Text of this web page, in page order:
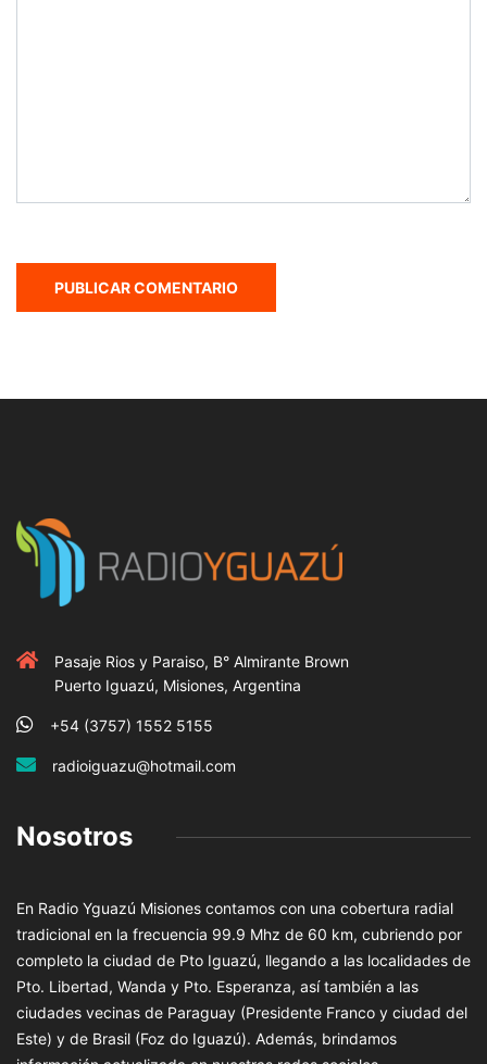
Pasaje Rios y Paraiso, B° Almirante Brown
Puerto Iguazú, Misiones, Argentina
+54 (3757) 1552 5155
radioiguazu@hotmail.com
Nosotros
En Radio Yguazú Misiones contamos con una cobertura radial
tradicional en la frecuencia 99.9 Mhz de 60 km, cubriendo por
completo la ciudad de Pto Iguazú, llegando a las localidades de
Pto. Libertad, Wanda y Pto. Esperanza, así también a las
ciudades vecinas de Paraguay (Presidente Franco y ciudad del
Este) y de Brasil (Foz do Iguazú). Además, brindamos